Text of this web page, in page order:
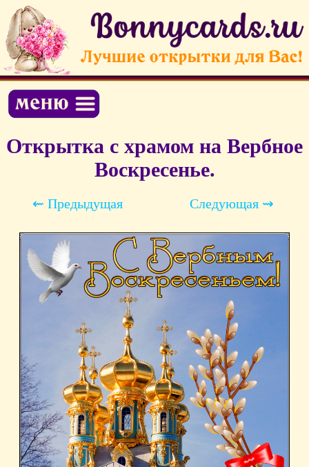
Открытка с храмом на Вербное
Воскресенье.
⇜ Предыдущая Следующая ⇝